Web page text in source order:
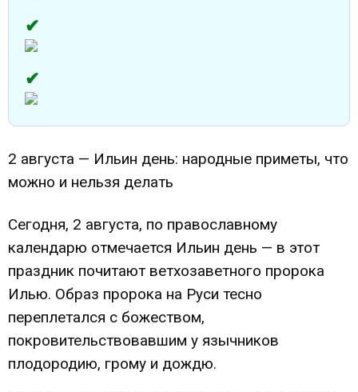
2 августа — Ильин день: народные приметы, что
можно и нельзя делать
Сегодня, 2 августа, по православному
календарю отмечается Ильин день — в этот
праздник почитают ветхозаветного пророка
Илью. Образ пророка на Руси тесно
переплетался с божеством,
покровительствовавшим у язычников
плодородию, грому и дождю.